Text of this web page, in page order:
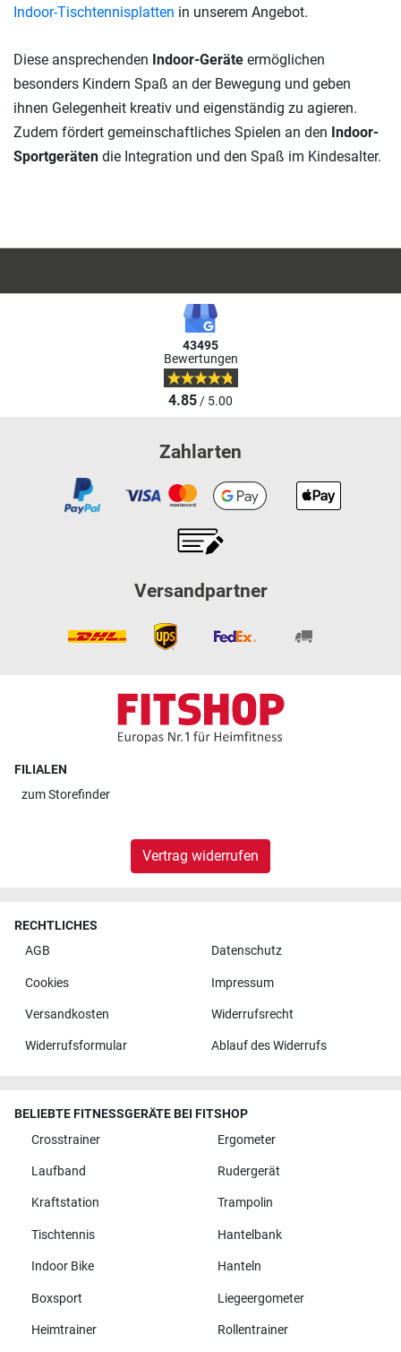
Indoor-Tischtennisplatten in unserem Angebot.
Diese ansprechenden Indoor-Geräte ermöglichen
besonders Kindern Spaß an der Bewegung und geben
ihnen Gelegenheit kreativ und eigenständig zu agieren.
Zudem fördert gemeinschaftliches Spielen an den Indoor-
Sportgeräten die Integration und den Spaß im Kindesalter.
43495
Bewertungen
4.85/ 5.00
Zahlarten
Versandpartner
FILIALEN
zumStorefinder
Vertrag widerrufen
RECHTLICHES
AGB
Datenschutz
Cookies Impressum
Versandkosten Widerrufsrecht
Widerrufsformular Ablauf des Widerrufs
BELIEBTE FITNESSGERÄTE BEI FITSHOP
Crosstrainer
Ergometer
Laufband Rudergerät
Kraftstation Trampolin
Tischtennis Hantelbank
Indoor Bike Hanteln
Boxsport Liegeergometer
Heimtrainer Rollentrainer